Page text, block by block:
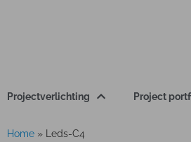
Projectverlichting Project
Home » Leds-C4